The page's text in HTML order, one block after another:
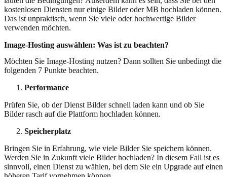
kostenlosen Diensten nur einige Bilder oder MB hochladen können.
Das ist unpraktisch, wenn Sie viele oder hochwertige Bilder
verwenden möchten.
Image-Hosting auswählen: Was ist zu beachten?
Möchten Sie Image-Hosting nutzen? Dann sollten Sie unbedingt die
folgenden 7 Punkte beachten.
Performance
Prüfen Sie, ob der Dienst Bilder schnell laden kann und ob Sie
Bilder rasch auf die Plattform hochladen können.
Speicherplatz
Bringen Sie in Erfahrung, wie viele Bilder Sie speichern können.
Werden Sie in Zukunft viele Bilder hochladen? In diesem Fall ist es
sinnvoll, einen Dienst zu wählen, bei dem Sie ein Upgrade auf einen